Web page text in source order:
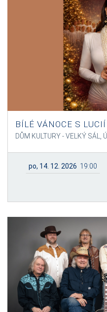
DŮM KULTURY - VELKÝ SÁL,
po, 14. 12. 2026 19:00